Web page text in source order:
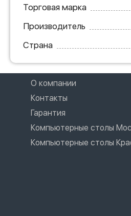
Торговая марка
Производитель
Страна
О компании
Контакты
Гарантия
Компьютерные столы
Компьютерные столы